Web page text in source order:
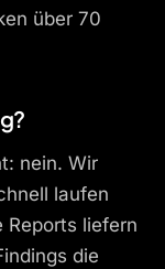
über 70
nein. Wir
laufen
Reports liefern
die